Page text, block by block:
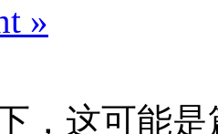
»
，这可能